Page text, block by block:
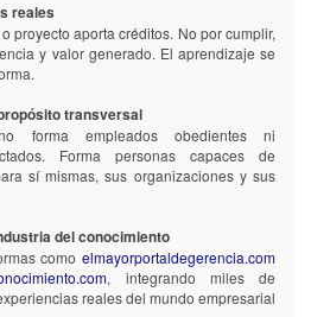
reales
proyecto aporta créditos. No por cumplir,
y valor generado. El aprendizaje se
transversal
forma empleados obedientes ni
Forma personas capaces de
sí mismas, sus organizaciones y sus
del conocimiento
como elmayorportaldegerencia.com
, integrando miles de
reales del mundo empresarial